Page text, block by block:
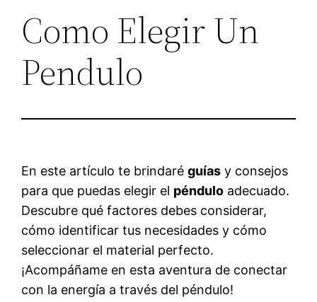
Como Elegir Un
Pendulo
En este artículo te brindaréguías y consejos
para que puedas elegir el péndulo adecuado.
Descubre qué factores debes considerar,
cómo identificar tus necesidades y cómo
seleccionar el material perfecto.
¡Acompáñame en esta aventura de conectar
con la energía a través del péndulo!